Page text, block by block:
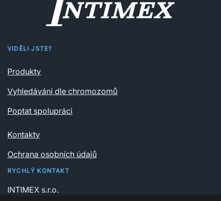
VIDĚLI JSTE?
Produkty
Vyhledávání dle chromozomů
Poptat spolupráci
Kontakty
Ochrana osobních údajů
RYCHLÝ KONTAKT
INTIMEX s.r.o.